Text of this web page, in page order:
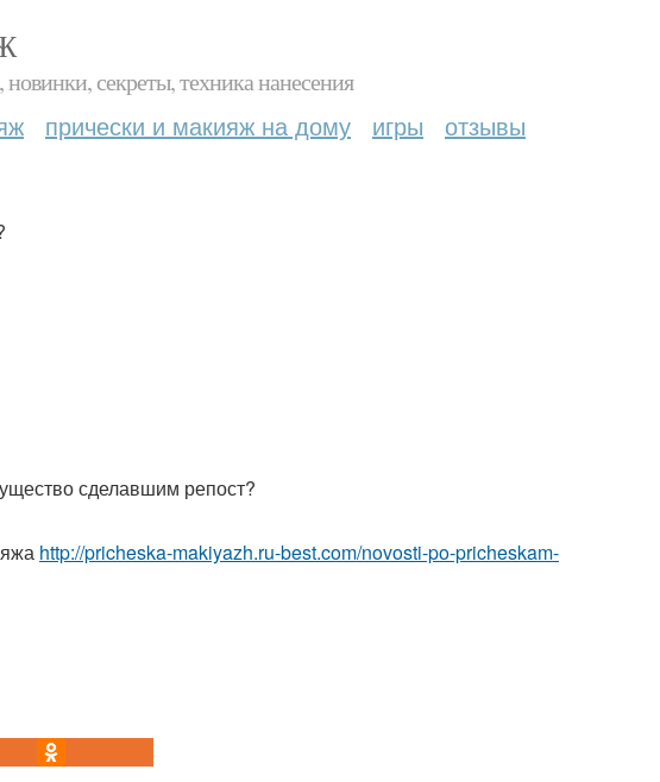
секреты, техника нанесения
прически и макияж на дому игры отзывы
сделавшим репост?
http://pricheska-makiyazh.ru-best.com/novosti-po-pricheskam-